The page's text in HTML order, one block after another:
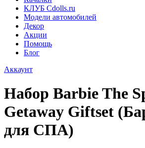
КЛУБ Cdolls.ru
Модели автомобилей
Декор
Акции
Помощь
Блог
Аккаунт
Набор Barbie The
Getaway Giftset
для СПА)